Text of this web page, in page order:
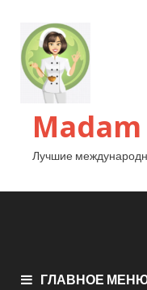
Лучшие
ГЛАВНОЕ